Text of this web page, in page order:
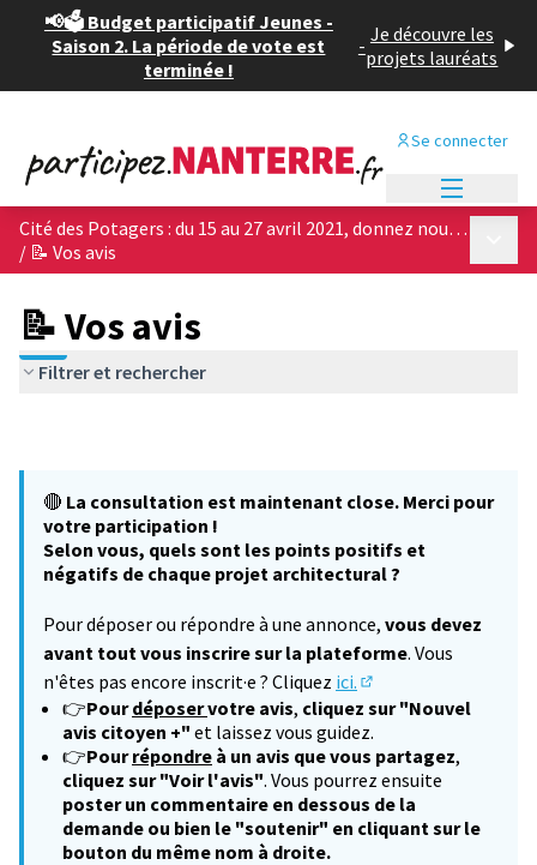
📢🗳️ Budget participatif Jeunes -
Saison 2. La période de vote est
terminée !
- Je découvre les
projets lauréats
Se connecter
Cité des Potagers : du 15 au 27 avril 2021, donnez nous votre avis sur les 4 projets architecturaux !
/ 📝 Vos avis
📝 Vos avis
Filtrer et rechercher
🔴 La consultation est maintenant close. Merci pour
votre participation !
Selon vous, quels sont les points positifs et
négatifs de chaque projet architectural ?
Pour déposer ou répondre à une annonce, vous devez
avant tout vous inscrire sur la plateforme. Vous
n'êtes pas encore inscrit·e ? Cliquez ici.
(S'ouvre dans un
👉Pourdéposervotre avis, cliquez sur "Nouvel
avis citoyen +" et laissez vous guidez.
👉Pourrépondre à un avis que vous partagez,
cliquez sur "Voir l'avis". Vous pourrez ensuite
poster un commentaire en dessous de la
demande ou bien le "soutenir" en cliquant sur le
bouton du même nom à droite.